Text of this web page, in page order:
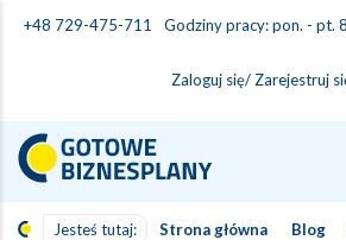
+48 729-475-711 Godziny pracy: pon. - pt.
Zaloguj się/ Zarejestruj
Jesteś tutaj: Strona główna Blog